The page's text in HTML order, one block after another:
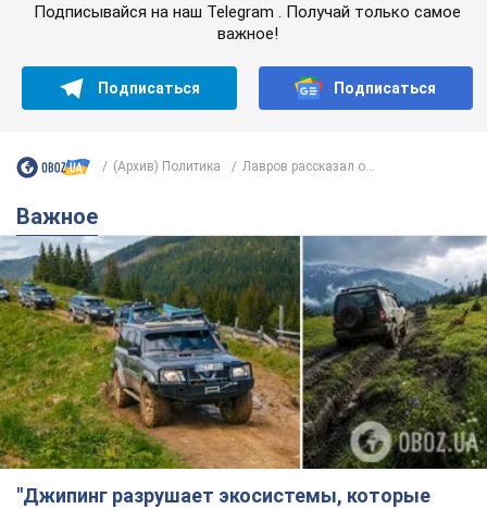
Подписывайся на наш Telegram . Получай только самое
важное!
Подписаться Подписаться
(Архив) Политика Лавров рассказал о...
Важное
"Джипинг разрушает экосистемы, которые